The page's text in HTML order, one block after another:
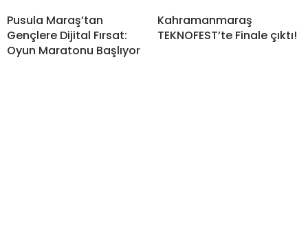
Pusula Maraş’tan
Gençlere Dijital Fırsat:
Oyun Maratonu Başlıyor
Kahramanmaraş
TEKNOFEST’te Finale çıktı!